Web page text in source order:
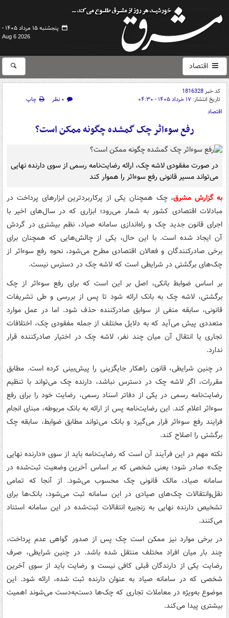
پنجشنبه ۱۵ مرداد ۱۴۰۵ -
Aug 6 2026
اقتصاد
کد خبر1816328
تاریخ انتشار: ۱۷ خرداد ۱۴۰۵ - ۰۴:۳۰ ۰ نظر
چاپ
اقتصاد
رفع سوءاثر چک گمشده چگونه ممکن است؟
در صورت مفقودی لاشه چک، ارائه رضایت‌نامه رسمی از سوی دارنده نهایی
می‌تواند مسیر قانونی رفع سوءاثر را هموار کند
به گزارش مشرق، چک همچنان یکی از پرکاربردترین ابزارهای پرداخت در
مبادلات اقتصادی کشور به شمار می‌رود؛ ابزاری که در سال‌های اخیر با
اجرای قانون جدید چک و راه‌اندازی سامانه صیاد، نظم بیشتری در گردش
آن ایجاد شده است. با این حال، یکی از چالش‌هایی که همچنان برای
برخی صادرکنندگان و فعالان اقتصادی مطرح می‌شود، نحوه رفع سوءاثر از
چک‌های برگشتی در شرایطی است که لاشه چک در دسترس نیست.
بر اساس ضوابط بانکی، اصل بر این است که برای رفع سوءاثر از چک
برگشتی، لاشه چک به بانک ارائه شود تا پس از بررسی و طی تشریفات
قانونی، سابقه منفی از سوابق صادرکننده حذف شود. اما در عمل موارد
متعددی پیش می‌آید که به دلایل مختلف از جمله مفقودی چک، اختلافات
تجاری یا انتقال آن میان چند نفر، لاشه چک در اختیار صادرکننده قرار
ندارد.
در چنین شرایطی، قانون راهکار جایگزینی را پیش‌بینی کرده است. مطابق
مقررات، اگر لاشه چک در دسترس نباشد، دارنده چک می‌تواند با تنظیم
رضایت‌نامه رسمی در یکی از دفاتر اسناد رسمی، رضایت خود را برای رفع
سوءاثر اعلام کند. این رضایت‌نامه پس از ارائه به بانک مربوطه، مبنای انجام
فرایند رفع سوءاثر قرار می‌گیرد و بانک می‌تواند مطابق ضوابط، سابقه چک
برگشتی را اصلاح کند.
نکته مهم در این فرآیند آن است که رضایت‌نامه باید از سوی «دارنده نهایی
چک» صادر شود؛ یعنی شخصی که بر اساس آخرین وضعیت ثبت‌شده در
سامانه صیاد، مالک قانونی چک محسوب می‌شود. از آنجا که تمامی
نقل‌وانتقالات چک‌های صیادی در این سامانه ثبت می‌شود، بانک‌ها برای
تشخیص دارنده نهایی به زنجیره انتقالات ثبت‌شده در این سامانه استناد
می‌کنند.
در برخی موارد نیز ممکن است چک پس از صدور گواهی عدم پرداخت،
چند بار میان افراد مختلف منتقل شده باشد. در چنین شرایطی، صرف
رضایت یکی از دارندگان قبلی کافی نیست و رضایت باید از سوی آخرین
شخصی که در سامانه صیاد به عنوان دارنده ثبت شده، ارائه شود. این
موضوع به‌ویژه در معاملات تجاری که چک‌ها دست‌به‌دست می‌شوند اهمیت
بیشتری پیدا می‌کند.